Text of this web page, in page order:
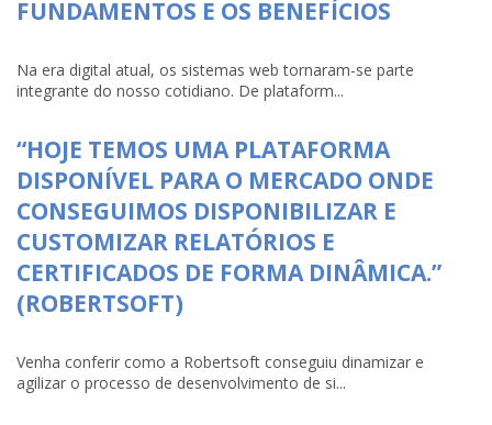
FUNDAMENTOS E OS BENEFÍCIOS
Na era digital atual, os sistemas web tornaram-se parte
integrante do nosso cotidiano. De plataform...
“HOJE TEMOS UMA PLATAFORMA
DISPONÍVEL PARA O MERCADO ONDE
CONSEGUIMOS DISPONIBILIZAR E
CUSTOMIZAR RELATÓRIOS E
CERTIFICADOS DE FORMA DINÂMICA.”
(ROBERTSOFT)
Venha conferir como a Robertsoft conseguiu dinamizar e
agilizar o processo de desenvolvimento de si...